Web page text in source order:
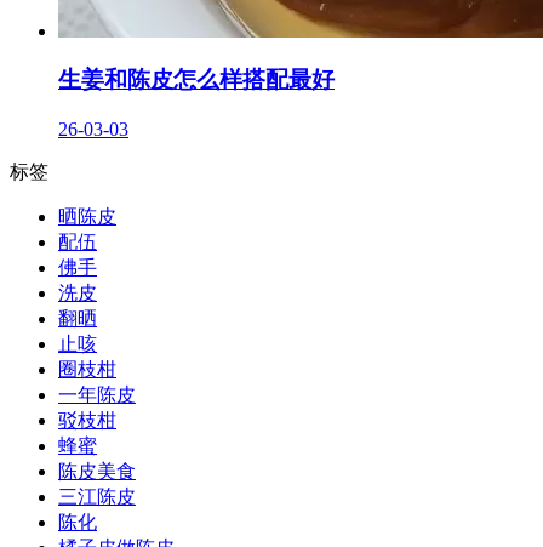
生姜和陈皮怎么样搭配最好
26-03-03
标签
晒陈皮
配伍
佛手
洗皮
翻晒
止咳
圈枝柑
一年陈皮
驳枝柑
蜂蜜
陈皮美食
三江陈皮
陈化